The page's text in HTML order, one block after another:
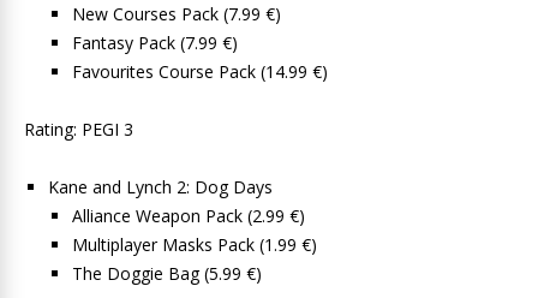
New Courses Pack (7.99 €)
Fantasy Pack (7.99 €)
Favourites Course Pack (14.99 €)
Rating: PEGI 3
Kane and Lynch 2: Dog Days
Alliance Weapon Pack (2.99 €)
Multiplayer Masks Pack (1.99 €)
The Doggie Bag (5.99 €)